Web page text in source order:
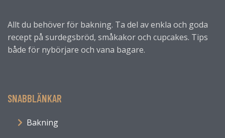
Allt du behöver för bakning. Ta del av enkla och goda
recept på surdegsbröd, småkakor och cupcakes. Tips
både för nybörjare och vana bagare.
SNABBLÄNKAR
Bakning